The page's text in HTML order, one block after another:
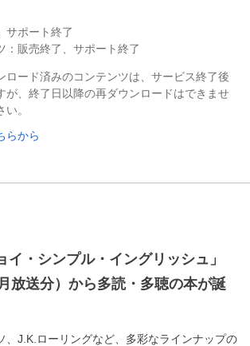
サポート終了
：販売終了、サポート終了
ード済みのコンテンツは、サービス終了後
が、終了日以降の再ダウンロードはできませ
。
らから
イ・シンプル・イングリッシュ」
放送分）から多読・多聴の本が誕
、J.K.ローリングなど、多彩なラインナップの